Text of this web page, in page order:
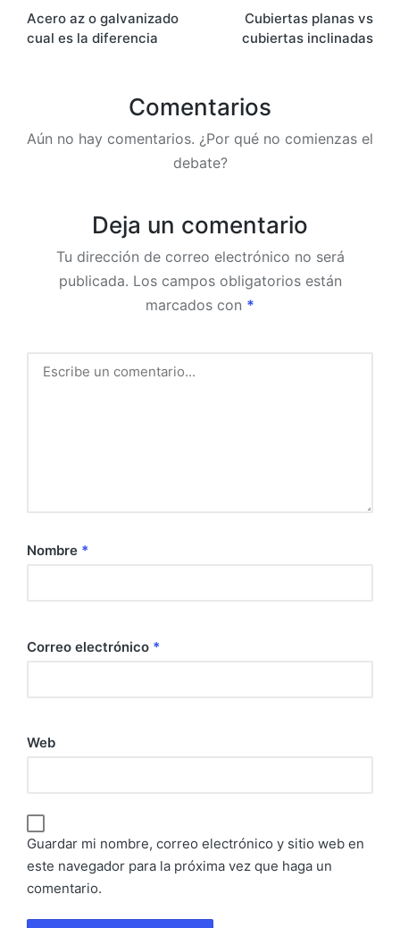
Acero az o galvanizado
cual es la diferencia
Cubiertas planas vs
cubiertas inclinadas
Comentarios
Aún no hay comentarios. ¿Por qué no comienzas el
debate?
Deja un comentario
Tu dirección de correo electrónico no será
publicada. Los campos obligatorios están
marcados con *
Nombre *
Correo electrónico *
Web
Guardar mi nombre, correo electrónico y sitio web en
este navegador para la próxima vez que haga un
comentario.